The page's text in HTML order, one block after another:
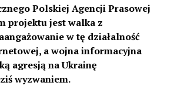
Polskiej Agencji Prasowej
projektu jest walka z
w tę działalność
a wojna informacyjna
agresją na Ukrainę
wyzwaniem.